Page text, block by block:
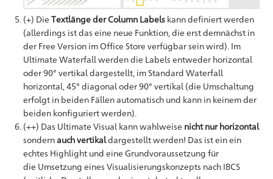
(+) DieTextlänge der Column Labels kann definiert werden
(allerdings ist das eine neue Funktion, die erst demnächst in
der Free Version im Office Store verfügbar sein wird). Im
Ultimate Waterfall werden die Labels entweder horizontal
oder 90° vertikal dargestellt, im Standard Waterfall
horizontal, 45° diagonal oder 90° vertikal (die Umschaltung
erfolgt in beiden Fällen automatisch und kann in keinem der
beiden konfiguriert werden).
(++) Das Ultimate Visual kann wahlweise nicht nur horizontal
sondernauch vertikaldargestellt werden! Das ist ein ein
echtes Highlight und eine Grundvoraussetzung für
die Umsetzung eines Visualisierungskonzepts nach IBCS